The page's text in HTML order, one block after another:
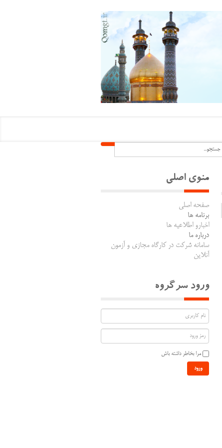
منوی اصلی
صفحه اصلی
برنامه ها
اخبارو اطلاعیه ها
درباره ما
سامانه شرکت در کارگاه مجازی و آزمون
آنلاین
ورود سرگروه
مرا بخاطر داشته باش
ورود